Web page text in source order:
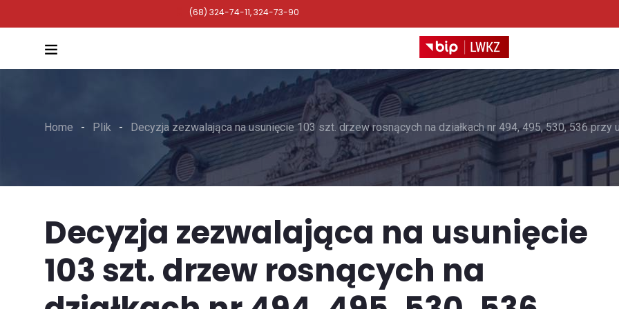
(68) 324-74-11, 324-73-90
Home Plik Decyzja zezwalająca na usunięcie 103 szt. drzew rosnących na działkach nr 494, 495, 530, 536 przy
Decyzja zezwalająca na usunięcie
103 szt. drzew rosnących na